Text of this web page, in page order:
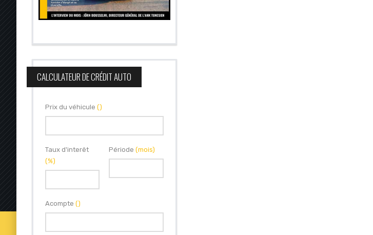
CALCULATEUR DE CRÉDIT AUTO
Prix du véhicule ()
Taux d'interêt
(%)
Période(mois)
Acompte ()